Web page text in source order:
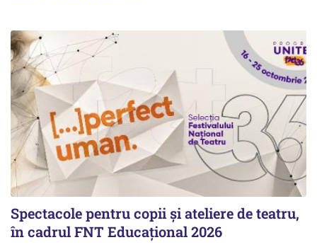
Spectacole pentru copii și ateliere de teatru,
în cadrul FNT Educațional 2026